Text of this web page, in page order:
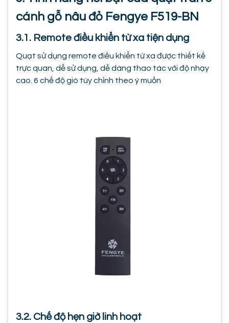
cánh gỗ nâu đỏ Fengye F519-BN
3.1. Remote điều khiển từ xa tiện dụng
Quạt sử dụng remote điều khiển từ xa được thiết kế
trực quan, dễ sử dụng, dễ dàng thao tác với độ nhạy
cao. 6 chế độ gió tùy chỉnh theo ý muốn
3.2. Chế độ hẹn giờ linh hoạt